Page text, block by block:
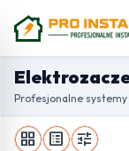
Profesjonalne
grid_view list_alt tune